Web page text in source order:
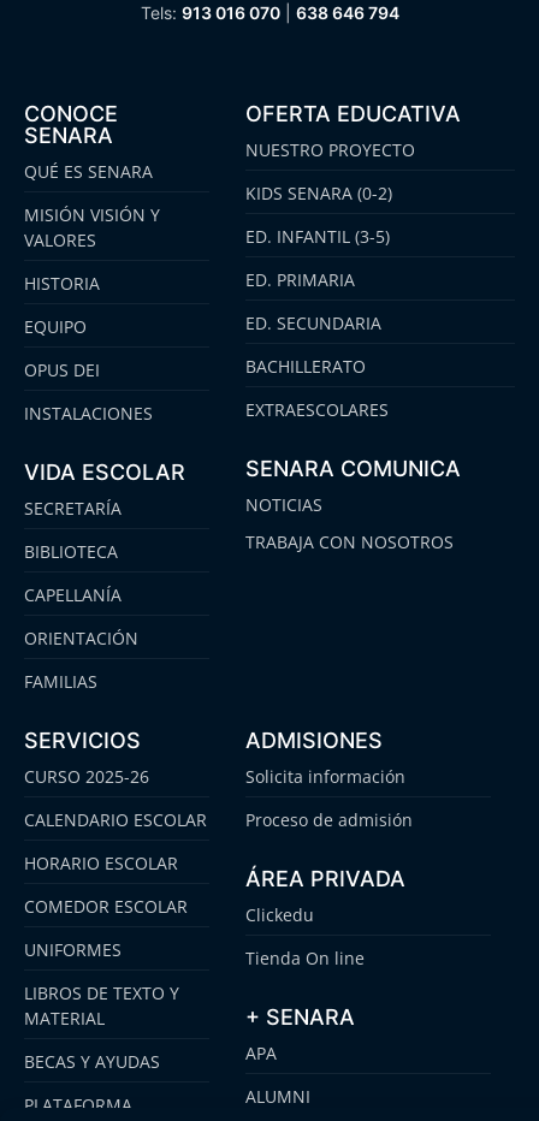
Tels: 913 016 070| 638 646 794
CONOCE
SENARA
QUÉ ES SENARA
MISIÓN VISIÓN Y
VALORES
HISTORIA
EQUIPO
OPUS DEI
INSTALACIONES
VIDA ESCOLAR
SECRETARÍA
BIBLIOTECA
CAPELLANÍA
ORIENTACIÓN
FAMILIAS
OFERTA EDUCATIVA
NUESTRO PROYECTO
KIDS SENARA (0-2)
ED. INFANTIL (3-5)
ED. PRIMARIA
ED. SECUNDARIA
BACHILLERATO
EXTRAESCOLARES
SENARA COMUNICA
NOTICIAS
TRABAJA CON NOSOTROS
SERVICIOS
CURSO 2025-26
CALENDARIO ESCOLAR
HORARIO ESCOLAR
COMEDOR ESCOLAR
UNIFORMES
LIBROS DE TEXTO Y
MATERIAL
BECAS Y AYUDAS
PLATAFORMA
ADMISIONES
Solicita información
Proceso de admisión
ÁREA PRIVADA
Clickedu
Tienda On line
+ SENARA
APA
ALUMNI